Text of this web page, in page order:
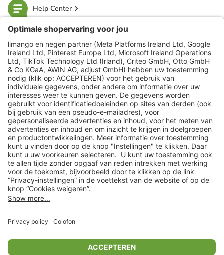
Help Center
limango
Veilig winkelen
Klantenservice
Shop
Acties
limango.de limango.pl